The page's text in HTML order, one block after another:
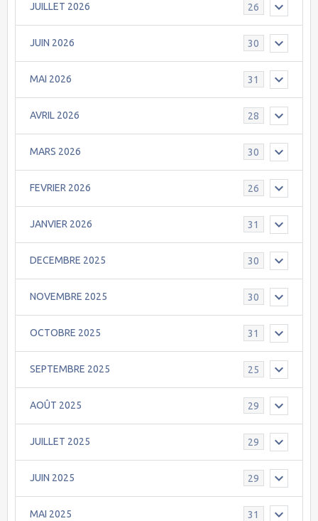
JUILLET 2026 26
JUIN 2026 30
MAI 2026 31
AVRIL 2026 28
MARS 2026 30
FEVRIER 2026 26
JANVIER 2026 31
DECEMBRE 2025 30
NOVEMBRE 2025 30
OCTOBRE 2025 31
SEPTEMBRE 2025 25
AOÛT 2025 29
JUILLET 2025 29
JUIN 2025 29
MAI 2025 31